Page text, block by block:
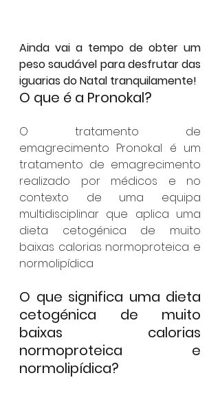
Ainda vai a tempo de obter um
peso saudável para desfrutar das
iguarias do Natal tranquilamente!
O que é a Pronokal?
O tratamento de
emagrecimento Pronokal é um
tratamento de emagrecimento
realizado por médicos e no
contexto de uma equipa
multidisciplinar que aplica uma
dieta cetogénica de muito
baixas calorias normoproteica e
normolipídica
O que significa uma dieta
cetogénica de muito
baixas calorias
normoproteica e
normolipídica?